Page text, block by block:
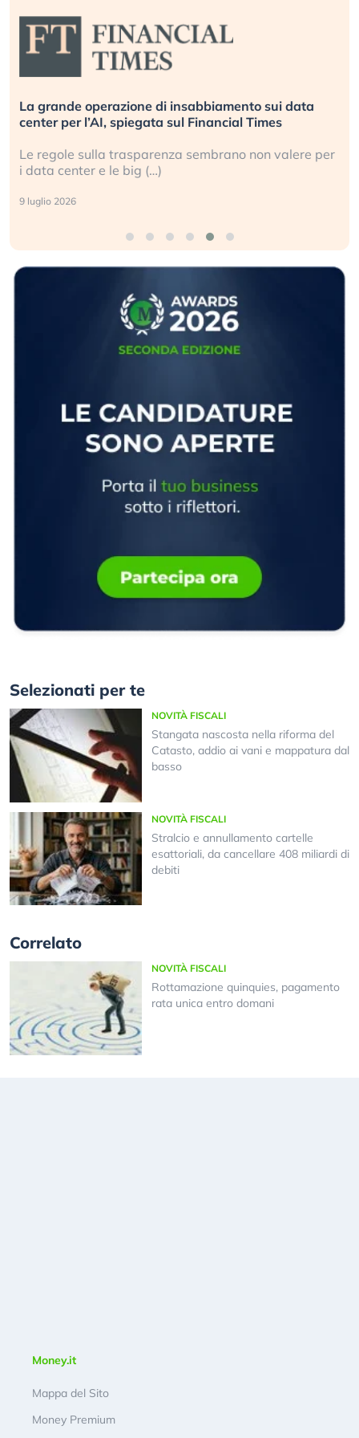
La grande operazione di insabbiamento sui data
center per l’AI, spiegata sul Financial Times
Le regole sulla trasparenza sembrano non valere per
i data center e le big (…)
9 luglio 2026
Selezionati per te
NOVITÀ FISCALI
Stangata nascosta nella riforma del
Catasto, addio ai vani e mappatura dal
basso
NOVITÀ FISCALI
Stralcio e annullamento cartelle
esattoriali, da cancellare 408 miliardi di
debiti
Correlato
NOVITÀ FISCALI
Rottamazione quinquies, pagamento
rata unica entro domani
Money.it
Mappa del Sito
Money Premium